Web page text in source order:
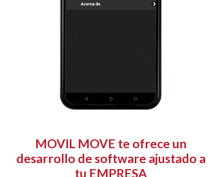
MOVIL MOVE te ofrece un
desarrollo de software ajustado a
tu EMPRESA